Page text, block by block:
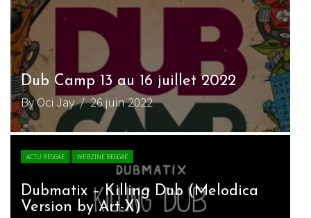
Dub Camp 13 au 16 juillet 2022
By Oci Jay/ 26 juin 2022
ACTU REGGAE WEBZINE REGGAE
Dubmatix – Killing Dub (Melodica
Version by Art-X)